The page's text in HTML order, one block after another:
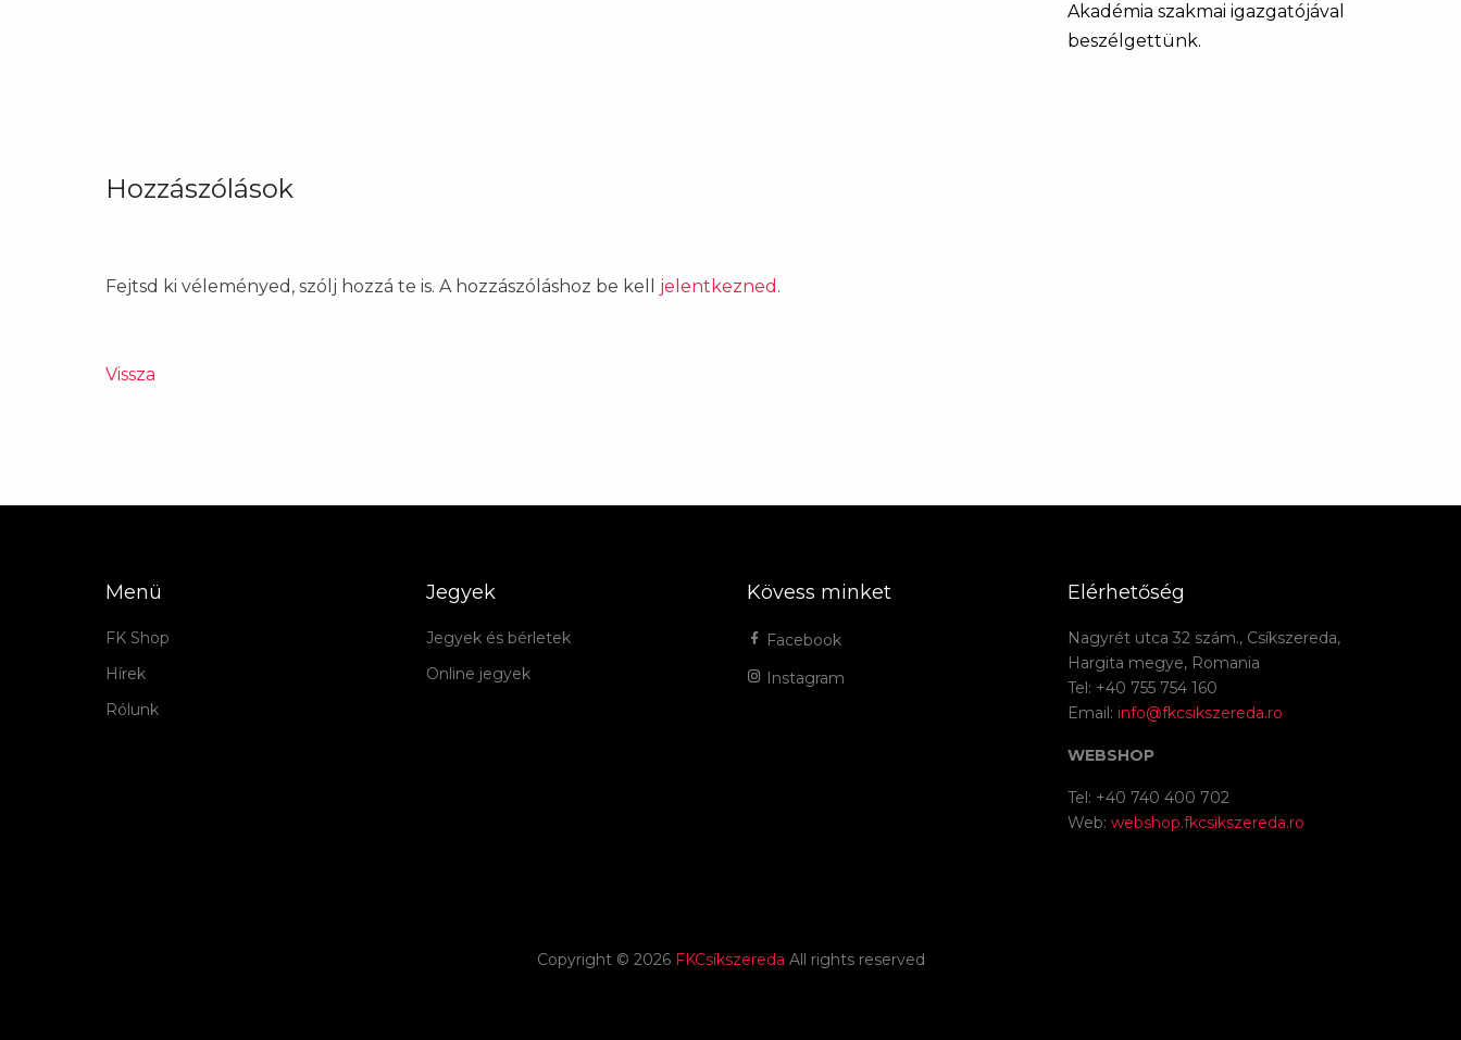
Akadémia szakmai igazgatójával
beszélgettünk.
Hozzászólások
Fejtsd ki véleményed, szólj hozzá te is. A hozzászóláshoz be kell jelentkezned .
Vissza
Menü
FK Shop
Hírek
Rólunk
Jegyek
Jegyek és bérletek
Online jegyek
Kövess minket
Facebook
Instagram
Elérhetőség
Nagyrét utca 32 szám., Csíkszereda,
Hargita megye, Romania
Tel: +40 755 754 160
Email: info@fkcsikszereda.ro
WEBSHOP
Tel: +40 740 400 702
Web: webshop.fkcsikszereda.ro
Copyright © 2026 FKCsíkszereda All rights reserved